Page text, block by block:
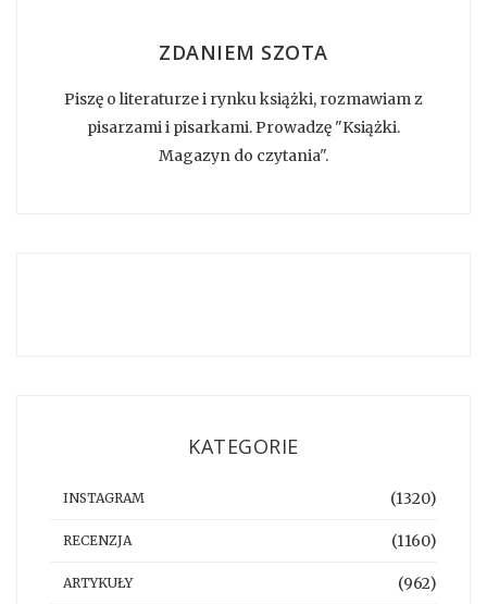
ZDANIEM SZOTA
Piszę o literaturze i rynku książki, rozmawiam z
pisarzami i pisarkami. Prowadzę "Książki.
Magazyn do czytania".
KATEGORIE
INSTAGRAM (1320)
RECENZJA (1160)
ARTYKUŁY (962)